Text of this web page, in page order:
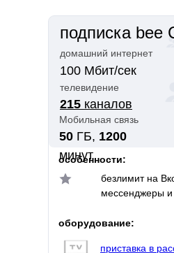
подписка bee
домашний интернет
телевидение
Мобильная связь
100 Мбит/сек
215 каналов
50 ГБ, 1200
минут
безлимит на
мессенджеры
приставка в
оборудование:
особенности: